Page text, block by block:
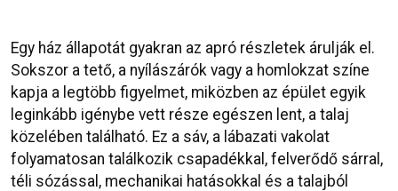
Egy ház állapotát gyakran az apró részletek árulják el.
Sokszor a tető, a nyílászárók vagy a homlokzat színe
kapja a legtöbb figyelmet, miközben az épület egyik
leginkább igénybe vett része egészen lent, a talaj
közelében található. Ez a sáv, a lábazati vakolat
folyamatosan találkozik csapadékkal, felverődő sárral,
téli sózással, mechanikai hatásokkal és a talajból